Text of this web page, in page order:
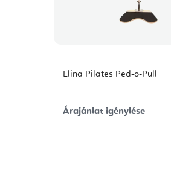
Elina Pilates Ped-o-Pull
Árajánlat igénylése